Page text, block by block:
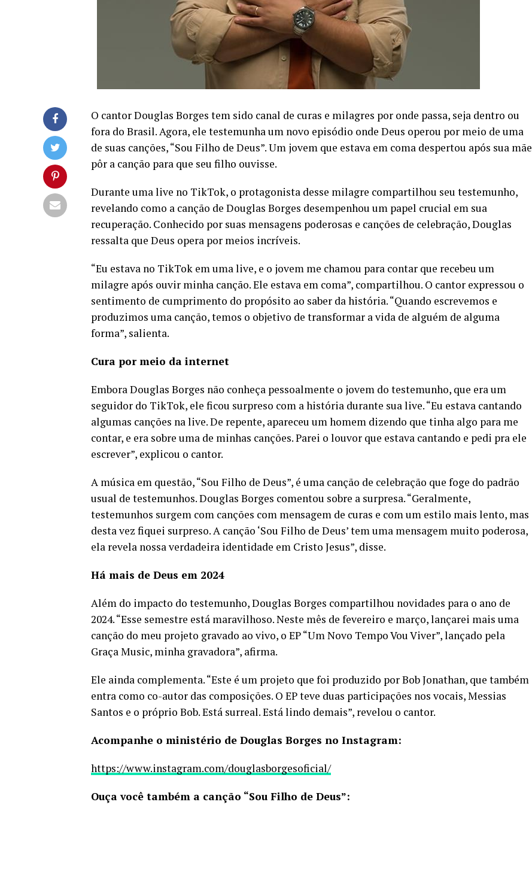
O cantor Douglas Borges tem sido canal de curas e milagres por onde passa, seja dentro ou
fora do Brasil. Agora, ele testemunha um novo episódio onde Deus operou por meio de uma
de suas canções, “Sou Filho de Deus”. Um jovem que estava em coma despertou após sua mãe
pôr a canção para que seu filho ouvisse.
Durante uma live no TikTok, o protagonista desse milagre compartilhou seu testemunho,
revelando como a canção de Douglas Borges desempenhou um papel crucial em sua
recuperação. Conhecido por suas mensagens poderosas e canções de celebração, Douglas
ressalta que Deus opera por meios incríveis.
“Eu estava no TikTok em uma live, e o jovem me chamou para contar que recebeu um
milagre após ouvir minha canção. Ele estava em coma”, compartilhou. O cantor expressou o
sentimento de cumprimento do propósito ao saber da história. “Quando escrevemos e
produzimos uma canção, temos o objetivo de transformar a vida de alguém de alguma
forma”, salienta.
Cura por meio da internet
Embora Douglas Borges não conheça pessoalmente o jovem do testemunho, que era um
seguidor do TikTok, ele ficou surpreso com a história durante sua live. “Eu estava cantando
algumas canções na live. De repente, apareceu um homem dizendo que tinha algo para me
contar, e era sobre uma de minhas canções. Parei o louvor que estava cantando e pedi pra ele
escrever”, explicou o cantor.
A música em questão, “Sou Filho de Deus”, é uma canção de celebração que foge do padrão
usual de testemunhos. Douglas Borges comentou sobre a surpresa. “Geralmente,
testemunhos surgem com canções com mensagem de curas e com um estilo mais lento, mas
desta vez fiquei surpreso. A canção ‘Sou Filho de Deus’ tem uma mensagem muito poderosa,
ela revela nossa verdadeira identidade em Cristo Jesus”, disse.
Há mais de Deus em 2024
Além do impacto do testemunho, Douglas Borges compartilhou novidades para o ano de
2024. “Esse semestre está maravilhoso. Neste mês de fevereiro e março, lançarei mais uma
canção do meu projeto gravado ao vivo, o EP “Um Novo Tempo Vou Viver”, lançado pela
Graça Music, minha gravadora”, afirma.
Ele ainda complementa. “Este é um projeto que foi produzido por Bob Jonathan, que também
entra como co-autor das composições. O EP teve duas participações nos vocais, Messias
Santos e o próprio Bob. Está surreal. Está lindo demais”, revelou o cantor.
Acompanhe o ministério de Douglas Borges no Instagram:
https://www.instagram.com/douglasborgesoficial/
Ouça você também a canção “Sou Filho de Deus”: